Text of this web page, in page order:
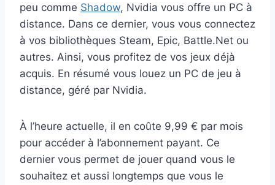
peu comme Shadow, Nvidia vous offre un PC à
distance. Dans ce dernier, vous vous connectez
à vos bibliothèques Steam, Epic, Battle.Net ou
autres. Ainsi, vous profitez de vos jeux déjà
acquis. En résumé vous louez un PC de jeu à
distance, géré par Nvidia.
À l’heure actuelle, il en coûte 9,99 € par mois
pour accéder à l’abonnement payant. Ce
dernier vous permet de jouer quand vous le
souhaitez et aussi longtemps que vous le